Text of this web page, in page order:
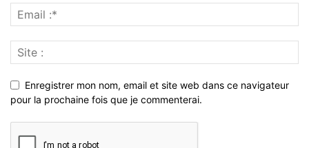
Enregistrer mon nom, email et site web dans ce navigateur
pour la prochaine fois que je commenterai.